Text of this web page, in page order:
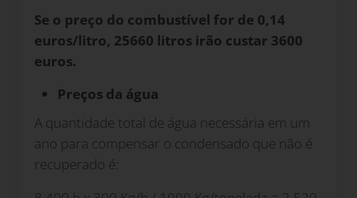
Se o preço do combustível for de 0,14
euros/litro, 25660 litros irão custar 3600
euros.
Preços da água
A quantidade total de água necessária em um
ano para compensar o condensado que não é
recuperado é: